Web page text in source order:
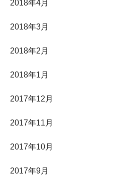
2018年4月
2018年3月
2018年2月
2018年1月
2017年12月
2017年11月
2017年10月
2017年9月